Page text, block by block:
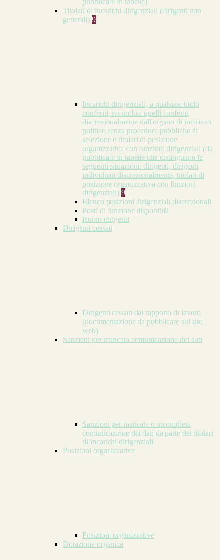
pubblicare in tabelle)
Titolari di incarichi dirigenziali (dirigenti non
generali) 9
Incarichi dirigenziali, a qualsiasi titolo
conferiti, ivi inclusi quelli conferiti
discrezionalmente dall'organo di indirizzo
politico senza procedure pubbliche di
selezione e titolari di posizione
organizzativa con funzioni dirigenziali (da
pubblicare in tabelle che distinguano le
seguenti situazioni: dirigenti, dirigenti
individuati discrezionalmente, titolari di
posizione organizzativa con funzioni
dirigenziali) 9
Elenco posizioni dirigenziali discrezionali
Posti di funzione disponibili
Ruolo dirigenti
Dirigenti cessati
Dirigenti cessati dal rapporto di lavoro
(documentazione da pubblicare sul sito
web)
Sanzioni per mancata comunicazione dei dati
Sanzioni per mancata o incompleta
comunicazione dei dati da parte dei titolari
di incarichi dirigenziali
Posizioni organizzative
Posizioni organizzative
Dotazione organica